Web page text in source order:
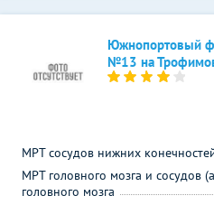
Южнопортовый
№13 на
МРТ сосудов нижних
МРТ головного мозга и сосудов
головного мозга